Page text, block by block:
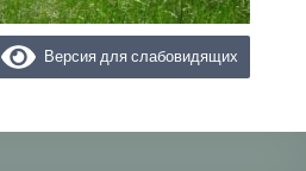
Версия для слабовидящих